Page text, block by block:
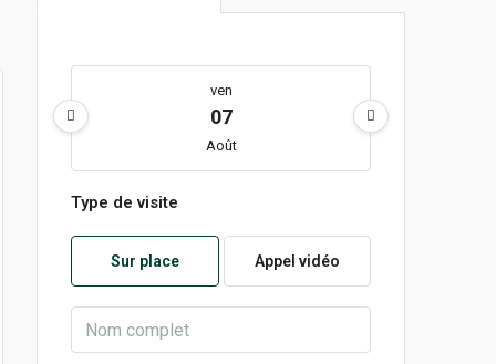
ven
07
Août
10
11
Type de visite
Sur place Appel vidéo